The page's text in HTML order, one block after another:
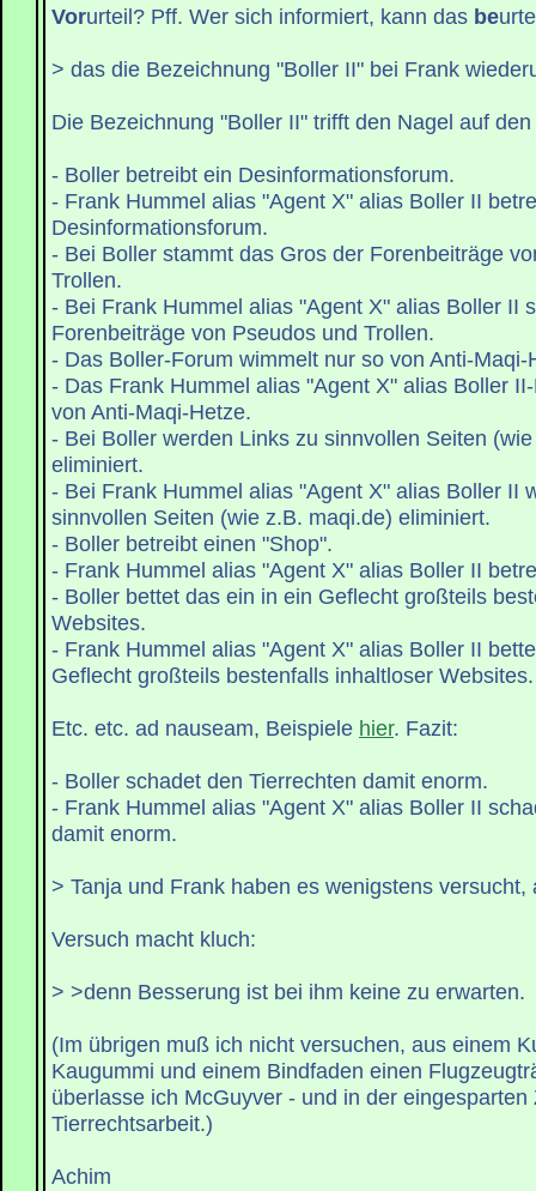
Vorurteil? Pff. Wer sich informiert, kann das be
> das die Bezeichnung "Boller II" bei Frank
Die Bezeichnung "Boller II" trifft den Nagel auf
- Boller betreibt ein Desinformationsforum.
- Frank Hummel alias "Agent X" alias Boller II
Desinformationsforum.
- Bei Boller stammt das Gros der Forenbeiträge
Trollen.
- Bei Frank Hummel alias "Agent X" alias Boller II
Forenbeiträge von Pseudos und Trollen.
- Das Boller-Forum wimmelt nur so von Anti-Maqi-
- Das Frank Hummel alias "Agent X" alias Boller
von Anti-Maqi-Hetze.
- Bei Boller werden Links zu sinnvollen Seiten
eliminiert.
- Bei Frank Hummel alias "Agent X" alias Boller II
sinnvollen Seiten (wie z.B. maqi.de) eliminiert.
- Boller betreibt einen "Shop".
- Frank Hummel alias "Agent X" alias Boller II
- Boller bettet das ein in ein Geflecht großteils
Websites.
- Frank Hummel alias "Agent X" alias Boller II
Geflecht großteils bestenfalls inhaltloser Websites.
Etc. etc. ad nauseam, Beispiele hier. Fazit:
- Boller schadet den Tierrechten damit enorm.
- Frank Hummel alias "Agent X" alias Boller II
damit enorm.
> Tanja und Frank haben es wenigstens versucht,
Versuch macht kluch:
> >denn Besserung ist bei ihm keine zu erwarten.
(Im übrigen muß ich nicht versuchen, aus einem
Kaugummi und einem Bindfaden einen
überlasse ich McGuyver - und in der
Tierrechtsarbeit.)
Achim